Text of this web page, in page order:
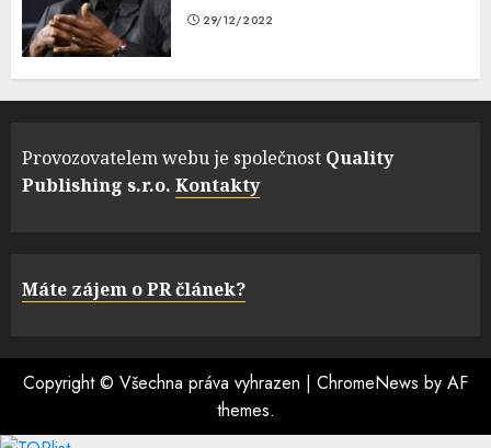
29/12/2022
Provozovatelem webu je společnost Quality
Publishing s.r.o. Kontakty
Máte zájem o PR článek?
Copyright © Všechna práva vyhrazen | ChromeNews by AF
themes.